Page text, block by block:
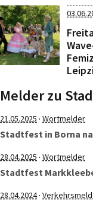
Melder zu
21.05.2025 · Wortmelder
Stadtfest in Borna
28.04.2025 · Wortmelder
Stadtfest
28.04.2024·